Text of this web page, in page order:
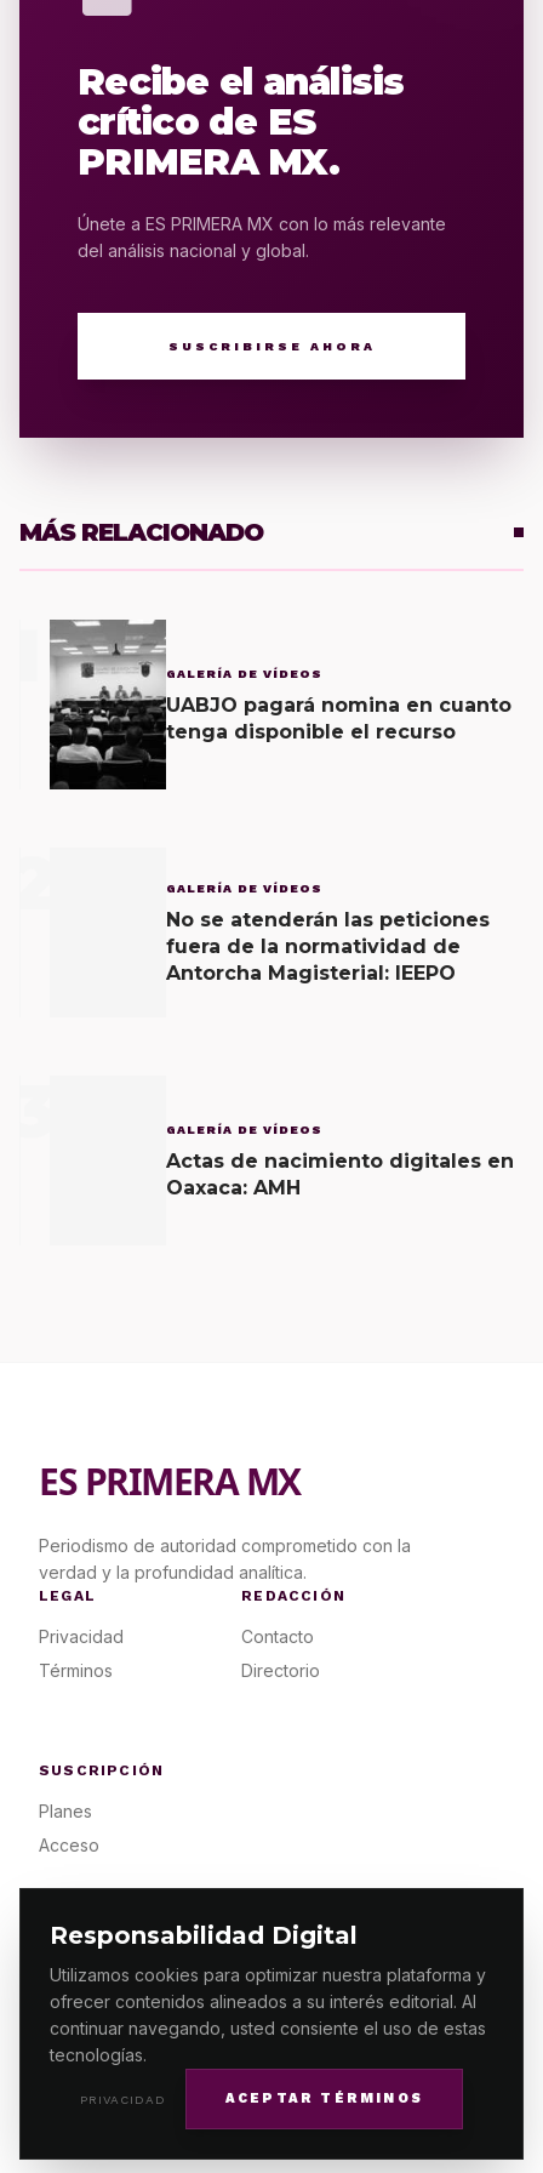
Responsabilidad Digital
Utilizamos cookies para optimizar nuestra plataforma y
ofrecer contenidos alineados a su interés editorial. Al
continuar navegando, usted consiente el uso de estas
tecnologías.
PRIVACIDAD ACEPTAR TÉRMINOS
Recibe el análisis
crítico de ES
PRIMERA MX.
Únete a ES PRIMERA MX con lo más relevante
del análisis nacional y global.
SUSCRIBIRSE AHORA
MÁS RELACIONADO
GALERÍA DE VÍDEOS
UABJO pagará nomina en cuanto
tenga disponible el recurso
GALERÍA DE VÍDEOS
No se atenderán las peticiones
fuera de la normatividad de
Antorcha Magisterial: IEEPO
GALERÍA DE VÍDEOS
Actas de nacimiento digitales en
Oaxaca: AMH
ES PRIMERA MX
Periodismo de autoridad comprometido con la
verdad y la profundidad analítica.
LEGAL
Privacidad
Términos
REDACCIÓN
Contacto
Directorio
SUSCRIPCIÓN
Planes
Acceso
© 2026 ES PRIMERA MX. ALGUNOS DERECHOS
RESERVADOS / DESIGNMAKING.MX